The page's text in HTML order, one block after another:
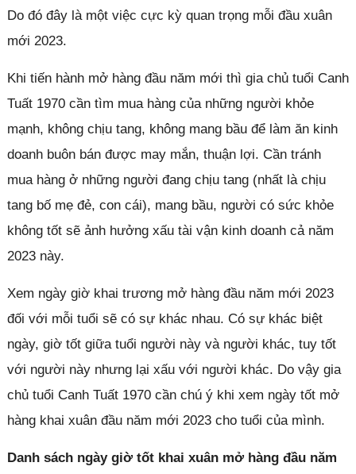
Do đó đây là một việc cực kỳ quan trọng mỗi đầu xuân
mới 2023.
Khi tiến hành mở hàng đầu năm mới thì gia chủ tuổi Canh
Tuất 1970 cần tìm mua hàng của những người khỏe
mạnh, không chịu tang, không mang bầu để làm ăn kinh
doanh buôn bán được may mắn, thuận lợi. Cần tránh
mua hàng ở những người đang chịu tang (nhất là chịu
tang bố mẹ đẻ, con cái), mang bầu, người có sức khỏe
không tốt sẽ ảnh hưởng xấu tài vận kinh doanh cả năm
2023 này.
Xem ngày giờ khai trương mở hàng đầu năm mới 2023
đối với mỗi tuổi sẽ có sự khác nhau. Có sự khác biệt
ngày, giờ tốt giữa tuổi người này và người khác, tuy tốt
với người này nhưng lại xấu với người khác. Do vậy gia
chủ tuổi Canh Tuất 1970 cần chú ý khi xem ngày tốt mở
hàng khai xuân đầu năm mới 2023 cho tuổi của mình.
Danh sách ngày giờ tốt khai xuân mở hàng đầu năm